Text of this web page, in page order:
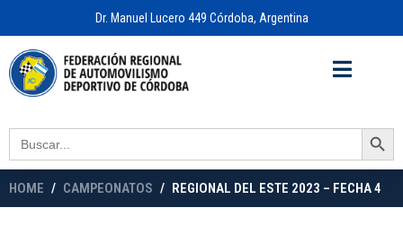
Dr. Manuel Lucero 449 Córdoba, Argentina
Search
for:
Search Button
HOME CAMPEONATOS REGIONAL DEL ESTE 2023 – FECHA 4